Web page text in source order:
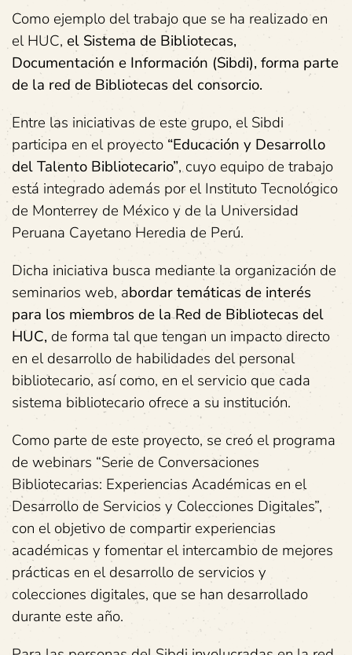
Como ejemplo del trabajo que se ha realizado en
el HUC, el Sistema de Bibliotecas,
Documentación e Información (Sibdi), forma parte
de la red de Bibliotecas del consorcio.
Entre las iniciativas de este grupo, el Sibdi
participa en el proyecto “Educación y Desarrollo
del Talento Bibliotecario”, cuyo equipo de trabajo
está integrado además por el Instituto Tecnológico
de Monterrey de México y de la Universidad
Peruana Cayetano Heredia de Perú.
Dicha iniciativa busca mediante la organización de
seminarios web, abordar temáticas de interés
para los miembros de la Red de Bibliotecas del
HUC, de forma tal que tengan un impacto directo
en el desarrollo de habilidades del personal
bibliotecario, así como, en el servicio que cada
sistema bibliotecario ofrece a su institución.
Como parte de este proyecto, se creó el programa
de webinars “Serie de Conversaciones
Bibliotecarias: Experiencias Académicas en el
Desarrollo de Servicios y Colecciones Digitales”,
con el objetivo de compartir experiencias
académicas y fomentar el intercambio de mejores
prácticas en el desarrollo de servicios y
colecciones digitales, que se han desarrollado
durante este año.